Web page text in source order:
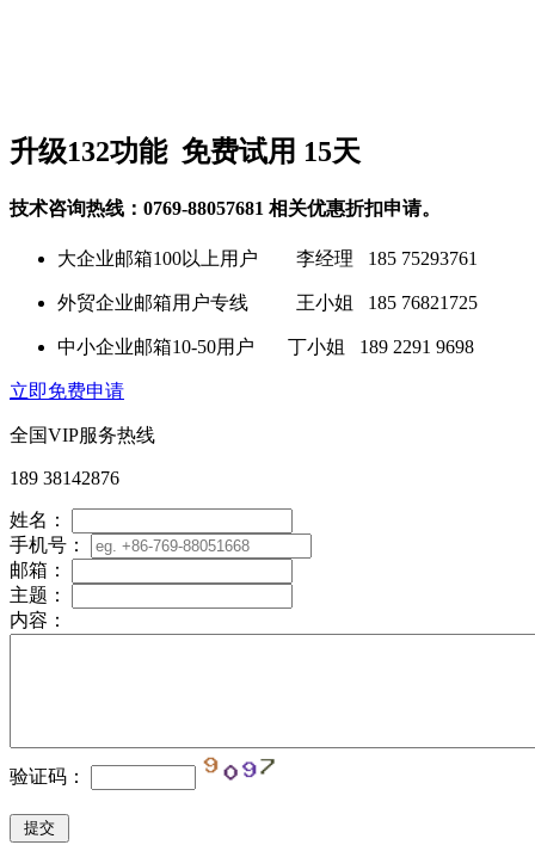
升级132功能 免费试用 15天
技术咨询热线：0769-88057681 相关优惠折扣申请。
大企业邮箱100以上用户 李经理 185 75293761
外贸企业邮箱用户专线 王小姐 185 76821725
中小企业邮箱10-50用户 丁小姐 189 2291 9698
立即免费申请
全国VIP服务热线
189 38142876
姓名：
手机号：
邮箱：
主题：
内容：
验证码：